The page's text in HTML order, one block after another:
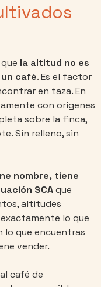
la altitud no es
café. Es el factor
en taza. En
con orígenes
sobre la finca,
Sin relleno, sin
nombre, tiene
SCAque
altitudes
lo que
lo que encuentras
vender.
café de